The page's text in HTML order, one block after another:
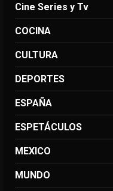
Cine Series y Tv
COCINA
CULTURA
DEPORTES
ESPAÑA
ESPETÁCULOS
MEXICO
MUNDO